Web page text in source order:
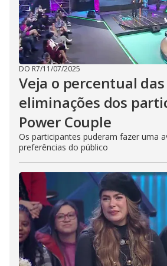
DO R7/11/07/2025
Veja o percentual das
eliminações dos
Power Couple
Os participantes puderam fazer uma
preferências do público